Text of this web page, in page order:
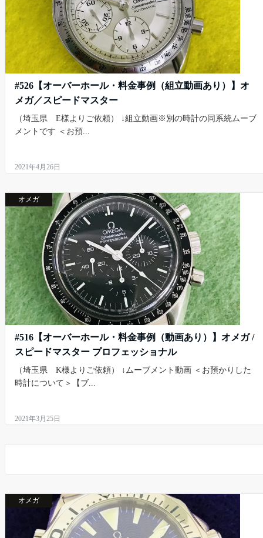
#526【オーバーホール・料金事例（組立動画あり）】オ
メガ／スピードマスター
（埼玉県 E様よりご依頼） ↓組立動画※別の時計の同系統ムーブ
メントです ＜お預...
2021年4月26日
オメガ
#516【オーバーホール・料金事例（動画あり）】オメガ /
スピードマスター プロフェッショナル
（埼玉県 K様よりご依頼） ↓ムーブメント動画 ＜お預かりした
時計について＞【ブ...
2021年3月25日
オメガ